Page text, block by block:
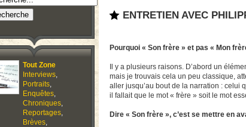
Tout Zone
Interviews,
Portraits,
Enquêtes,
Chroniques,
Reportages,
Brèves,
ENTRETIEN AVEC
Pourquoi « Son frère » et pas « Mon
Il y a plusieurs raisons. D’abord un
mais je trouvais cela un peu classique,
aller jusqu’au bout de la narration : celui
il fallait que le mot « frère » soit le mot
Dire « Son frère », c’est se mettre en